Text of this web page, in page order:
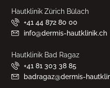
Hautklinik Zürich Bülach
+41 44 872 80 00
info@dermis-hautklinik.ch
Hautklinik Bad Ragaz
+41 81 303 38 85
badragaz@dermis-